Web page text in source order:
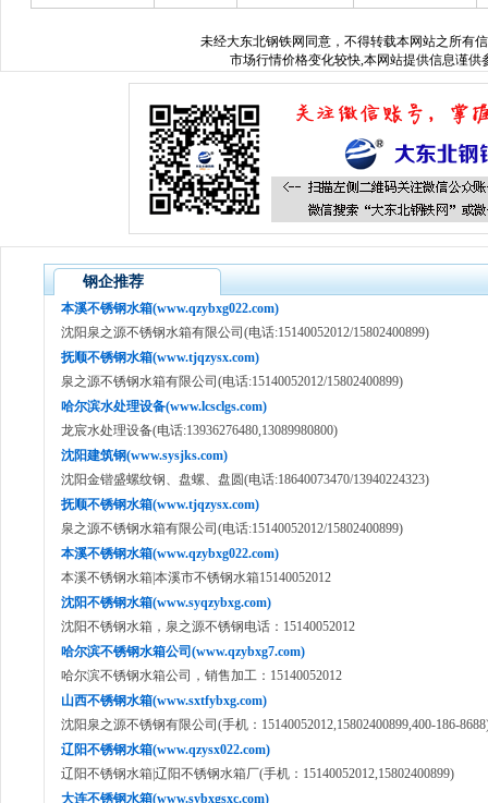
未经大东北钢铁网 同意，不得转载本网站之所有
市场行情价格变化较快,本网站提供信息谨供
钢企推荐
本溪不锈钢水箱(www.qzybxg022.com)
沈阳泉之源不锈钢水箱有限公司(电话:15140052012/15802400899)
抚顺不锈钢水箱(www.tjqzysx.com)
泉之源不锈钢水箱有限公司(电话:15140052012/15802400899)
哈尔滨水处理设备(www.lcsclgs.com)
龙宸水处理设备(电话:13936276480,13089980800)
沈阳建筑钢(www.sysjks.com)
沈阳金锴盛螺纹钢、盘螺、盘圆(电话:18640073470/13940224323)
抚顺不锈钢水箱(www.tjqzysx.com)
泉之源不锈钢水箱有限公司(电话:15140052012/15802400899)
本溪不锈钢水箱(www.qzybxg022.com)
本溪不锈钢水箱|本溪市不锈钢水箱15140052012
沈阳不锈钢水箱(www.syqzybxg.com)
沈阳不锈钢水箱，泉之源不锈钢电话：15140052012
哈尔滨不锈钢水箱公司(www.qzybxg7.com)
哈尔滨不锈钢水箱公司，销售加工：15140052012
山西不锈钢水箱(www.sxtfybxg.com)
沈阳泉之源不锈钢有限公司(手机：15140052012,15802400899,400-186-
辽阳不锈钢水箱(www.qzysx022.com)
辽阳不锈钢水箱|辽阳不锈钢水箱厂(手机：15140052012,15802400899)
大连不锈钢水箱(www.sybxgsxc.com)